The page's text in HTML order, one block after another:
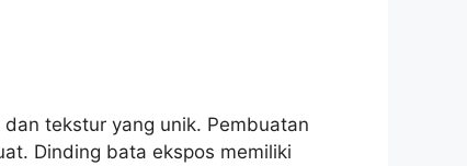
tekstur yang unik. Pembuatan
Dinding bata ekspos memiliki